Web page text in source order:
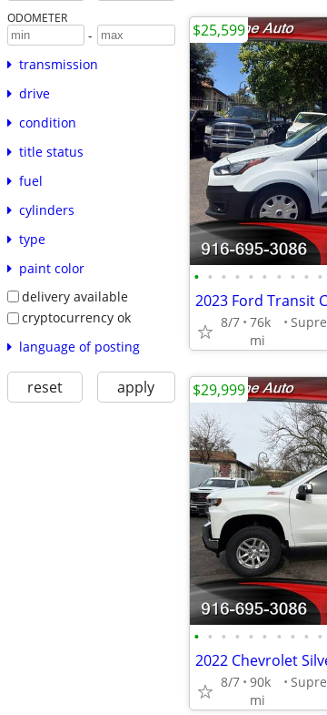
ODOMETER
-
transmission
drive
condition
title status
fuel
cylinders
type
paint color
delivery available
cryptocurrency ok
language of posting
reset apply
• • • • • • • • • •
8/7 76k
mi
$25,599
• • • • • • • • • •
8/7 90k
mi
$29,999